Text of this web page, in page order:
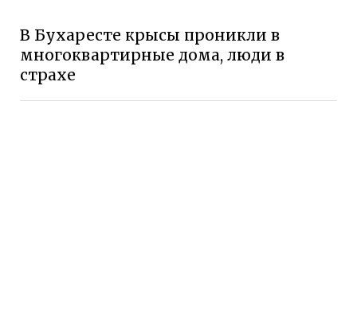
В Бухаресте крысы проникли в
многоквартирные дома, люди в
страхе